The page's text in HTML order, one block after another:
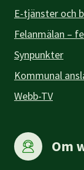
E-tjänster och
Felanmälan –
Synpunkter
Kommunal
Webb-TV
Om